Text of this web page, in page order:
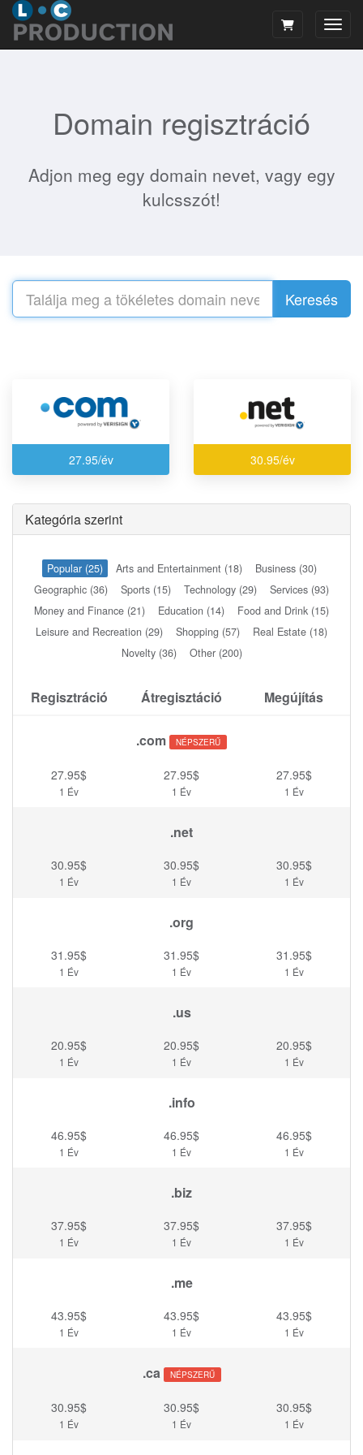
Domain regisztráció
Adjon meg egy domain nevet, vagy egy
kulcsszót!
Keresés
27.95/év 30.95/év
Kategória szerint
Popular (25) Arts and Entertainment (18)
Business (30)
Geographic (36)
Sports (15) Technology (29)
Services (93)
Money and Finance (21)
Education (14)
Food and Drink (15)
Leisure and Recreation (29)
Shopping (57)
Real Estate (18)
Novelty (36)
Other (200)
Regisztráció Átregisztáció Megújítás
.com NÉPSZERŰ
27.95$
1 Év
27.95$
1 Év
27.95$
1 Év
.net
30.95$
1 Év
30.95$
1 Év
30.95$
1 Év
.org
31.95$
1 Év
31.95$
1 Év
31.95$
1 Év
.us
20.95$
1 Év
20.95$
1 Év
20.95$
1 Év
.info
46.95$
1 Év
46.95$
1 Év
46.95$
1 Év
.biz
37.95$
1 Év
37.95$
1 Év
37.95$
1 Év
.me
43.95$
1 Év
43.95$
1 Év
43.95$
1 Év
.ca NÉPSZERŰ
30.95$
1 Év
30.95$
1 Év
30.95$
1 Év